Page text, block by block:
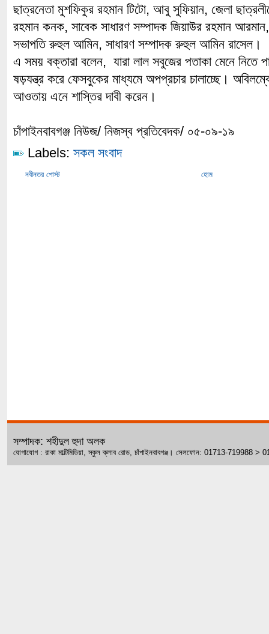
ছাত্রনেতা মুশফিকুর রহমান টিটো, আবু সুফিয়ান, জেলা
রহমান কনক, সাবেক সাধারণ সম্পাদক জিয়াউর রহমান
সভাপতি রুহুল আমিন, সাধারণ সম্পাদক রুহুল আমিন রাসেল।
এ সময় বক্তারা বলেন, যারা লাল সবুজের পতাকা মেনে নিতে
ষড়যন্ত্র করে ফেসবুকের মাধ্যমে অপপ্রচার চালাচ্ছে।
আওতায় এনে শাস্তির দাবী করেন।
চাঁপাইনবাবগঞ্জ নিউজ/ নিজস্ব প্রতিবেদক/ ০৫-০৯-১৯
Labels: সকল সংবাদ
নবীনতর পোস্ট হোম
সম্পাদক: শহীদুল হুদা অলক
যোগাযোগ : রাকা মাল্টিমিডিয়া, স্কুল ক্লাব রোড, চাঁপাইনবাবগঞ্জ। সেলফোন: 01713-